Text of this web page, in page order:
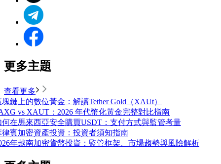
更多主題
查看更多
塊鏈上的數位黃金：解讀Tether Gold（XAUt）
vs XAUT：2026 年代幣化黃金完整對比指南
何在馬來西亞安全購買USDT：支付方式與監管考量
律賓加密資產投資：投資者須知指南
年越南加密貨幣投資：監管框架、市場趨勢與風險解析